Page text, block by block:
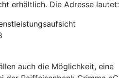
erhältlich. Die Adresse lautet:
auch die Möglichkeit, eine